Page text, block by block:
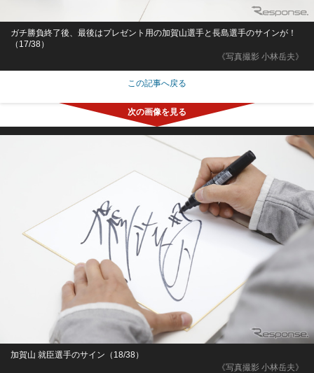
《写真撮影 小林岳夫》
ガチ勝負終了後、最後はプレゼント用の加賀山選手と長島選手のサインが！
（17/38）
この記事へ戻る
《写真撮影 小林岳夫》
加賀山 就臣選手のサイン（18/38）